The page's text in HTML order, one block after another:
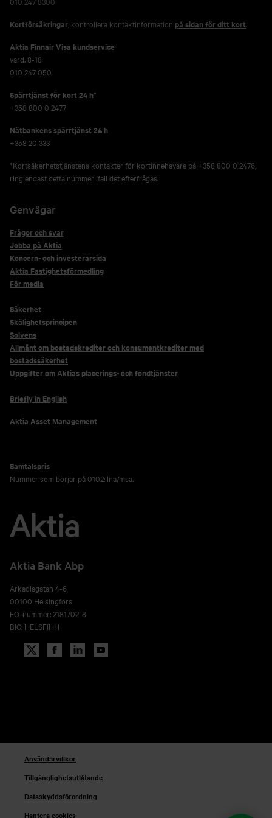
Kortförsäkringar , kontrollera kontaktinformation på sidan för ditt kort.
Aktia Finnair Visa kundservice
vard. 8-18
010 247 050
Spärrtjänst för kort 24 h*
+358 800 0 2477
Nätbankens spärrtjänst 24 h
+358 20 333
*Kortsäkerhetstjänstens kontakter för kortinnehavare på +358 800 0 2476,
ring endast detta nummer ifall det efterfrågas.
Genvägar
Frågor och svar
Jobba på Aktia
Koncern- och investerarsida
Aktia Fastighetsförmedling
För media
Säkerhet
Skälighetsprincipen
Solvens
Allmänt om bostadskrediter och konsumentkrediter med
bostadssäkerhet
Uppgifter om Aktias placerings- och fondtjänster
Briefly in English
Aktia Asset Management
Samtalspris
Nummer som börjar på 0102: lna/msa.
Aktia Bank Abp
Arkadiagatan 4-6
00100 Helsingfors
FO-nummer: 2181702-8
BIC: HELSFIHH
Användarvillkor
Tillgänglighetsutlåtande
Dataskyddsförordning
Hantera cookies